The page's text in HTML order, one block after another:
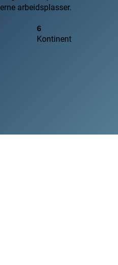
Kontinent
6
arbeidsplasser.